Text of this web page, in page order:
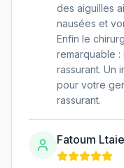
des aiguilles
nausées et
Enfin le
remarquable
rassurant. Un
pour votre
rassurant.
Fatoum